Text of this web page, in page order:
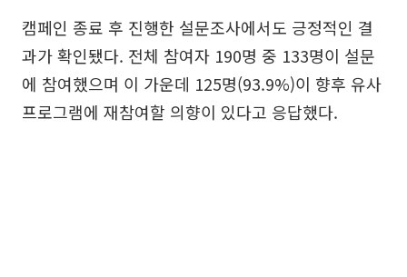
캠페인 종료 후 진행한 설문조사에서도 긍정적인 결
과가 확인됐다. 전체 참여자 190명 중 133명이 설문
에 참여했으며 이 가운데 125명(93.9%)이 향후 유사
프로그램에 재참여할 의향이 있다고 응답했다.